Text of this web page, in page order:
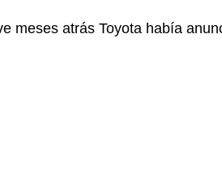
meses atrás Toyota había